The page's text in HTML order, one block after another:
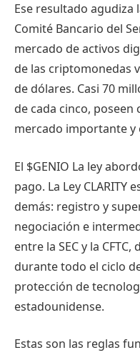
Ese resultado agudiza
Comité Bancario del
mercado de activos
de las criptomonedas
de dólares. Casi 70
de cada cinco, poseen
mercado importante y
El $GENIO La ley
pago. La Ley CLARITY
demás: registro y
negociación e
entre la SEC y la
durante todo el ciclo
protección de
estadounidense.
Estas son las reglas